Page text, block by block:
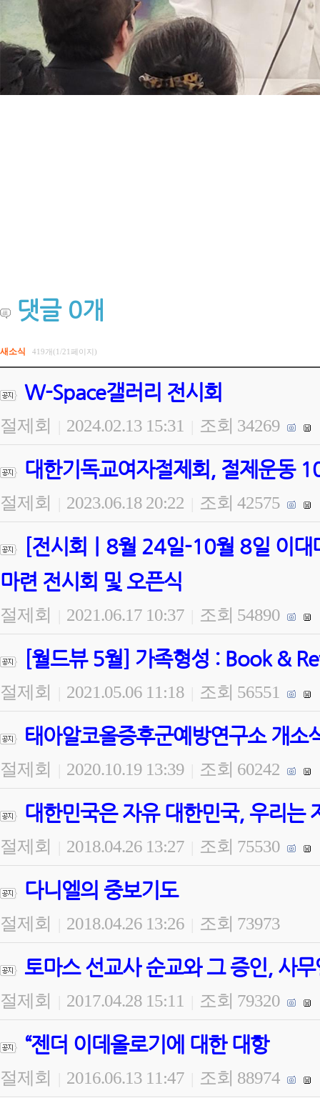
댓글 0개
새소식 419개(1/21페이지)
W-Space갤러리 전시회
절제회 2024.02.13 15:31 조회 34269
대한기독교여자절제회, 절제운동
절제회 2023.06.18 20:22 조회 42575
[전시회ㅣ8월 24일-10월 8일 이대
마련 전시회 및 오픈식
절제회 2021.06.17 10:37 조회 54890
[월드뷰 5월] 가족형성 : Book &
절제회 2021.05.06 11:18 조회 56551
태아알코올증후군예방연구소 개소
절제회 2020.10.19 13:39 조회 60242
대한민국은 자유 대한민국, 우리는
절제회 2018.04.26 13:27 조회 75530
다니엘의 중보기도
절제회 2018.04.26 13:26 조회 73973
토마스 선교사 순교와 그 증인, 사
절제회 2017.04.28 15:11 조회 79320
“젠더 이데올로기에 대한 대항
절제회 2016.06.13 11:47 조회 88974